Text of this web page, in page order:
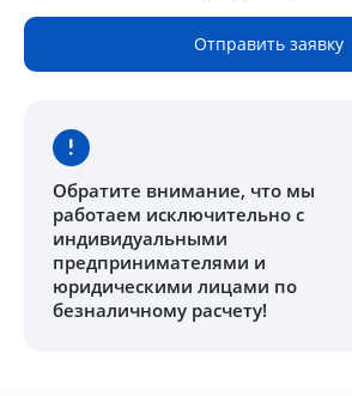
Отправить заявку
Обратите внимание, что мы
работаем исключительно с
индивидуальными
предпринимателями и
юридическими лицами по
безналичному расчету!